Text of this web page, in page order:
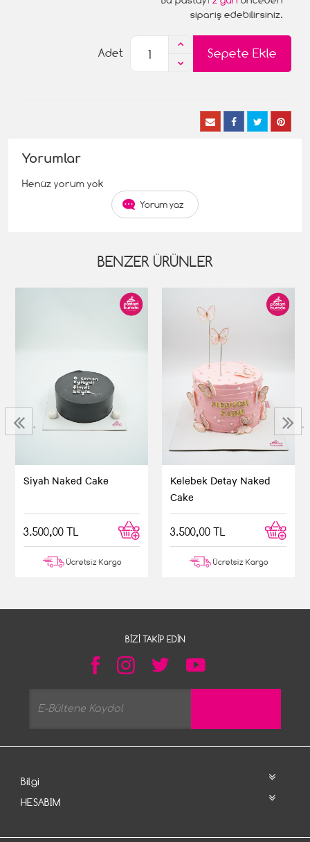
sipariş edebilirsiniz.
Sepete Ekle
Adet
Yorumlar
Henüz yorum yok
Yorum yaz
BENZER ÜRÜNLER
Siyah Naked Cake
3.500,00 TL
Ücretsiz Kargo
Kelebek Detay Naked
Cake
3.500,00 TL
Ücretsiz Kargo
‹ ›
BIZI TAKIP EDIN
Bilgi
HESABIM